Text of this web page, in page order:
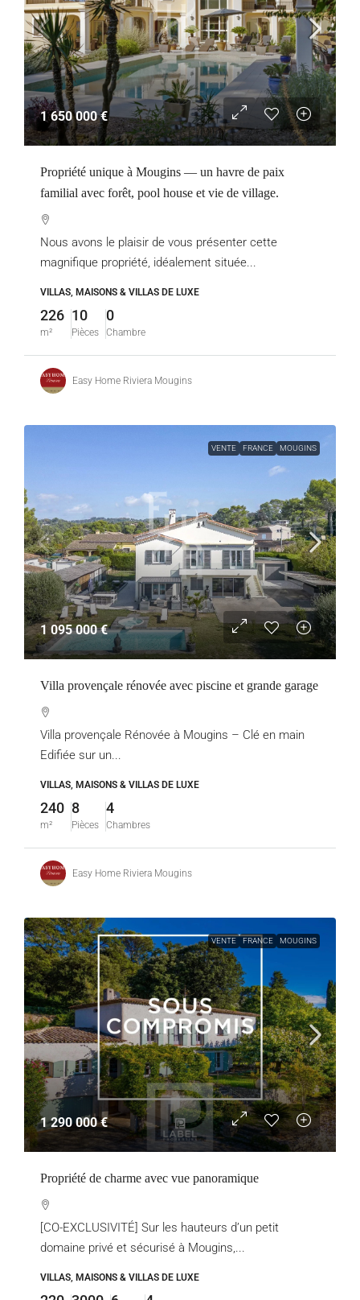
1 650 000 €
Propriété unique à Mougins — un havre de paix
familial avec forêt, pool house et vie de village.
Nous avons le plaisir de vous présenter cette
magnifique propriété, idéalement située...
VILLAS, MAISONS & VILLAS DE LUXE
226
m²
10
Pièces
0
Chambre
Easy Home Riviera Mougins
VENTE FRANCE MOUGINS
1 095 000 €
Villa provençale rénovée avec piscine et grande garage
Villa provençale Rénovée à Mougins – Clé en main
Edifiée sur un...
VILLAS, MAISONS & VILLAS DE LUXE
240
m²
8
Pièces
4
Chambres
Easy Home Riviera Mougins
VENTE FRANCE MOUGINS
1 290 000 €
Propriété de charme avec vue panoramique
[CO-EXCLUSIVITÉ] Sur les hauteurs d’un petit
domaine privé et sécurisé à Mougins,...
VILLAS, MAISONS & VILLAS DE LUXE